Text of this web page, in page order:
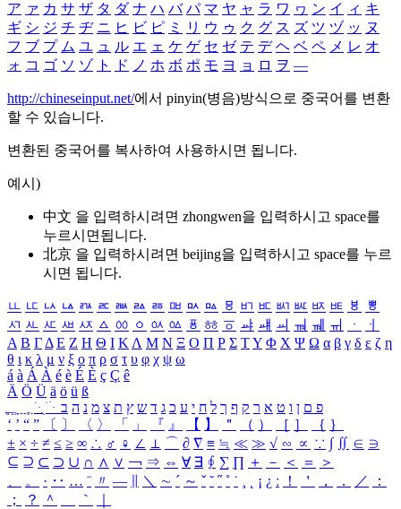
ア ァ カ サ ザ タ ダ ナ ハ バ パ マ ヤ ャ ラ ワ ヮ ン イ ィ キ
ギ シ ジ チ ヂ ニ ヒ ビ ピ ミ リ ウ ゥ ク グ ス ズ ツ ヅ ッ ヌ
フ ブ プ ム ユ ュ ル エ ェ ケ ゲ セ ゼ テ デ ヘ ベ ペ メ レ オ
ォ コ ゴ ソ ゾ ト ド ノ ホ ボ ポ モ ヨ ョ ロ ヲ ―
http://chineseinput.net/에서 pinyin(병음)방식으로 중국어를 변환
할 수 있습니다.
변환된 중국어를 복사하여 사용하시면 됩니다.
예시)
中文 을 입력하시려면 zhongwen을 입력하시고 space를
누르시면됩니다.
北京 을 입력하시려면 beijing을 입력하시고 space를 누르
시면 됩니다.
ㅥ ㅦ ㅧ ㅨ ㅩ ㅪ ㅫ ㅬ ㅭ ㅮ ㅯ ㅰ ㅱ ㅲ ㅳ ㅴ ㅵ ㅶ ㅷ ㅸ
ㅹ
ㅺ ㅻ ㅼ ㅽ ㅾ ㅿ ㆀ ㆁ ㆂ ㆃ ㆄ ㆅ ㆆ ㆇ ㆈ ㆉ ㆊ ㆋ ㆌ ㆍ
ㆎ
Α Β ΓΔ Ε Ζ Η Θ Ι ΚΛ Μ Ν Ξ Ο Π Ρ Σ ΤΥ Φ Χ Ψ Ω α β γ δ ε ζ η
θ ι κ λ μ ν ξ ο π ρ σ τ υ φ χ ψ ω
á à Á À é è É È ç Ç ê
Ä Ö Ü ä ö ü ß
ִֶֹ ֻּ ׁׂ פ ם ן ו ט א ר ק ף ך ל ח י ע כ ג ד ש ץ ת צ מ נ ה ב
‘ ’ “ ” 〔 〕 〈 〉 「 」 『 』 【 】 ＂ （ ） ［ ］ ｛ ｝
± × ÷ ≠ ≤ ≥ ∞ ∴ ♂ ♀ ∠ ⊥ ⌒ ∂ ∇ ≡ ≒ ≪ ≫ √ ∽ ∝ ∵ ∫ ∬ ∈ ∋
⊆ ⊇ ⊂ ⊃ ∪ ∩ ∧ ∨ ￢ ⇒ ⇔ ∀ ∃ ∮ ∑ ∏ ＋ － ＜ ＝
＞
、
。 · ‥ … ¨ 〃 ― ＼ ∼ ´ ～ ˇ ˘ ˝ ˚ ˙ ¸ ¡ ¿ ː ！ ＇ ， ． ／
：
；
？ ＾ ｀